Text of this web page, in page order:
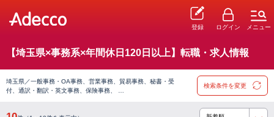
登録 ログイン メニュー
【埼玉県×事務系×年間休日120日以上】転職・求人情報
埼玉県／一般事務・OA事務、営業事務、貿易事務、秘書・受
付、通訳・翻訳・英文事務、保険事務、 …
検索条件を変更